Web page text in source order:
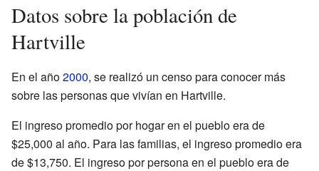
Datos sobre la población de
Hartville
En el año2000, se realizó un censo para conocer más
sobre las personas que vivían en Hartville.
El ingreso promedio por hogar en el pueblo era de
$25,000 al año. Para las familias, el ingreso promedio era
de $13,750. El ingreso por persona en el pueblo era de